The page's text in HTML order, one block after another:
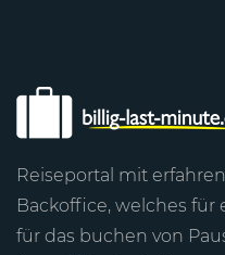
Reiseportal mit
Backoffice, welches für
für das buchen von